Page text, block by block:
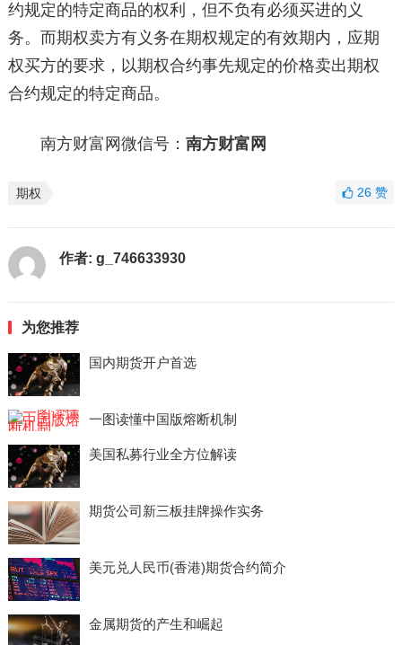
约规定的特定商品的权利，但不负有必须买进的义
务。而期权卖方有义务在期权规定的有效期内，应期
权买方的要求，以期权合约事先规定的价格卖出期权
合约规定的特定商品。
南方财富网微信号： 南方财富网
期权 26赞
作者: g_746633930
为您推荐
国内期货开户首选
一图读懂中国版熔断机制
美国私募行业全方位解读
期货公司新三板挂牌操作实务
美元兑人民币(香港)期货合约简介
金属期货的产生和崛起